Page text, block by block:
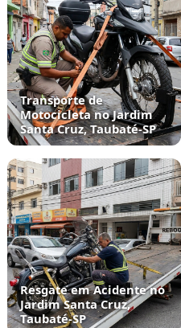
Transporte de
Motocicleta no Jardim
Santa Cruz, Taubaté‑SP
Resgate em Acidente no
Jardim Santa Cruz,
Taubaté‑SP